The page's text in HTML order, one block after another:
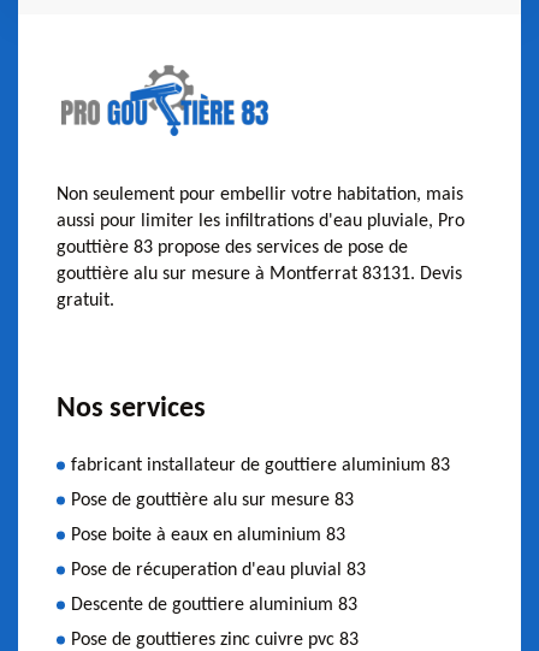
Non seulement pour embellir votre habitation, mais
aussi pour limiter les infiltrations d'eau pluviale, Pro
gouttière 83 propose des services de pose de
gouttière alu sur mesure à Montferrat 83131. Devis
gratuit.
Nos services
fabricant installateur de gouttiere aluminium 83
Pose de gouttière alu sur mesure 83
Pose boite à eaux en aluminium 83
Pose de récuperation d'eau pluvial 83
Descente de gouttiere aluminium 83
Pose de gouttieres zinc cuivre pvc 83